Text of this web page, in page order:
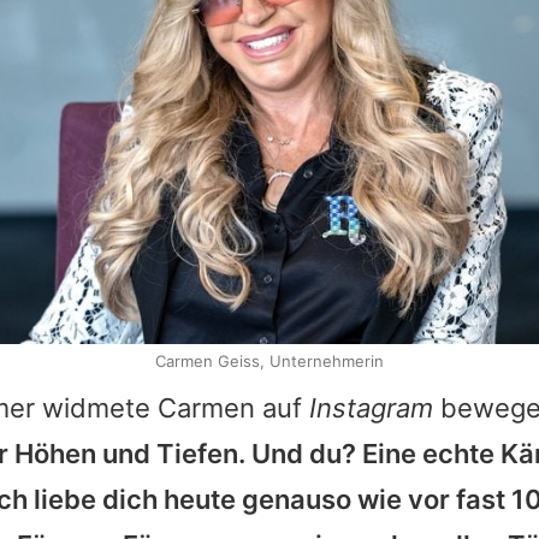
widmete Carmen auf Instagram
Höhen und Tiefen. Und du? Eine echte
liebe dich heute genauso wie vor fast
Carmen Geiss, Unternehmerin